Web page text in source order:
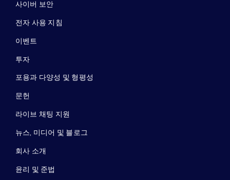
사이버 보안
전자 사용 지침
이벤트
투자
포용과 다양성 및 형평성
문헌
라이브 채팅 지원
뉴스, 미디어 및 블로그
회사 소개
윤리 및 준법